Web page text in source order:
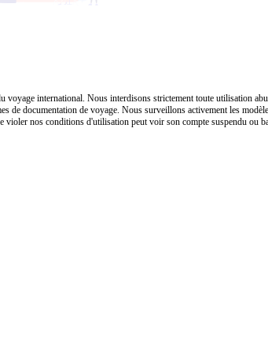
international. Nous interdisons strictement toute utilisation
documentation de voyage. Nous surveillons activement les
violer nos conditions d'utilisation peut voir son compte suspendu